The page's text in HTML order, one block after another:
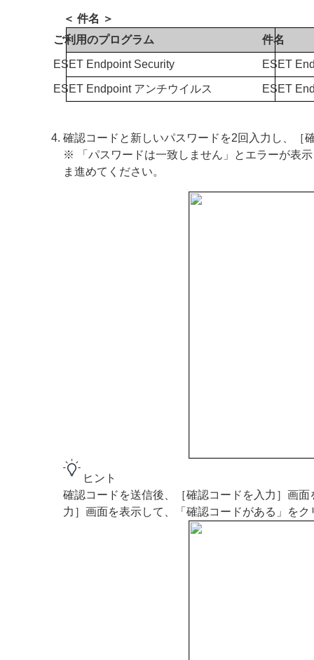
＜ 件名 ＞
ご利用のプログラム
件名
ESET Endpoint Security ESET
ESET Endpoint アンチウイルス ESET
確認コードと新しいパスワードを2回入力し、［
※ 「パスワードは一致しません」とエラーが表
ま進めてください。
ヒント
確認コードを送信後、［確認コードを入力］画
力］画面を表示して、「確認コードがある」を